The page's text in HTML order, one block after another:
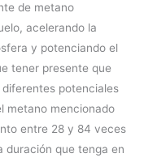
de metano
acelerando la
y potenciando el
tener presente que
potenciales
metano mencionado
entre 28 y 84 veces
duración que tenga en